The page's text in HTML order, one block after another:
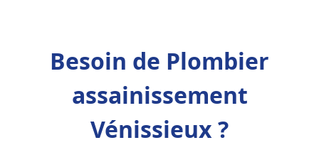
Besoin de Plombier
assainissement
Vénissieux ?